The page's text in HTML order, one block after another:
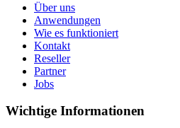
Über uns
Anwendungen
Wie es funktioniert
Kontakt
Reseller
Partner
Jobs
Wichtige Informationen